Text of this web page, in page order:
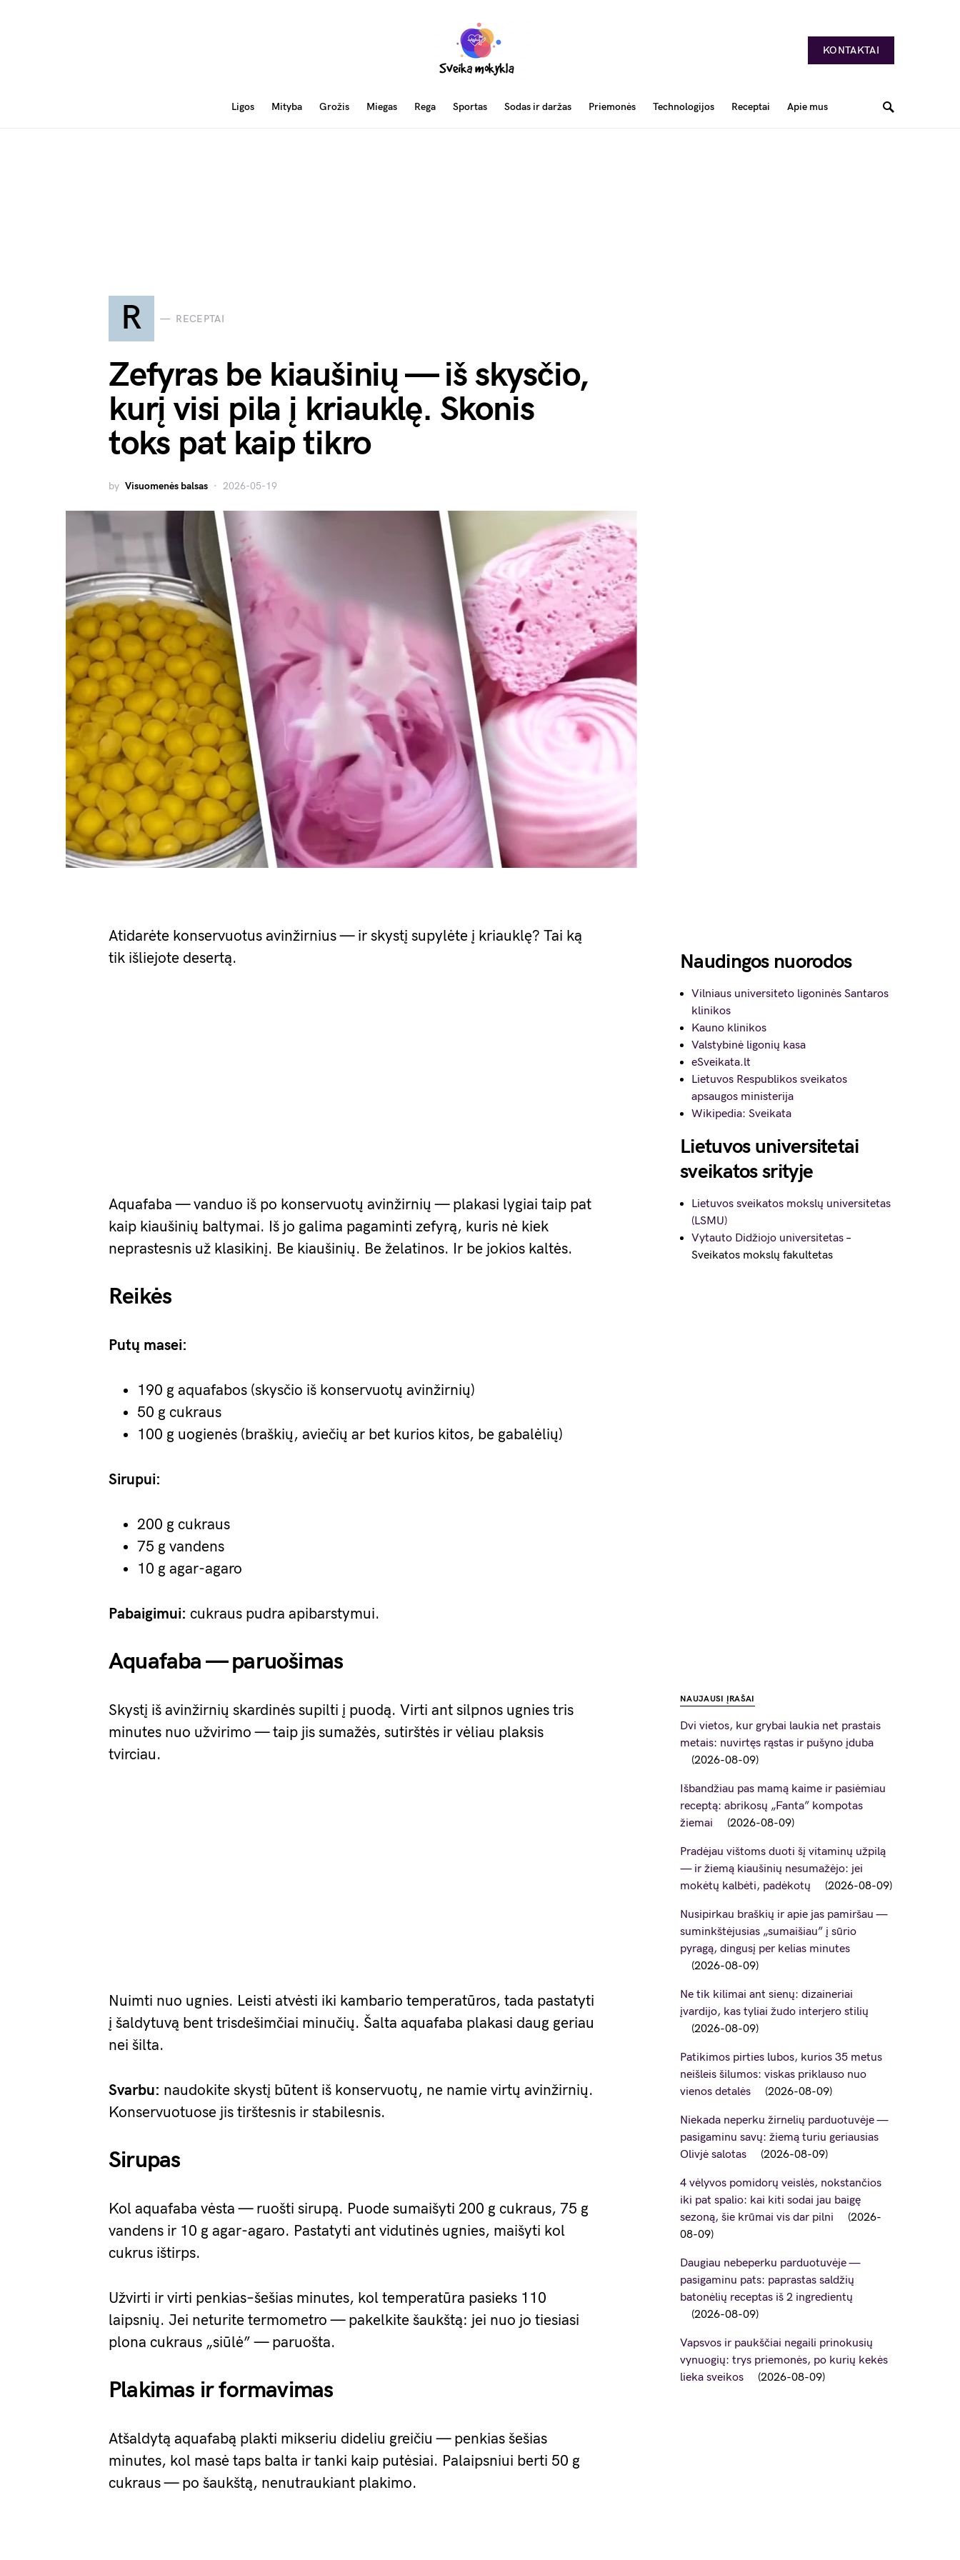
KONTAKTAI
Ligos Mityba Grožis Miegas Rega Sportas Sodas ir daržas Priemonės Technologijos Receptai Apie mus
R RECEPTAI
Zefyras be kiaušinių — iš skysčio,
kurį visi pila į kriauklę. Skonis
toks pat kaip tikro
by Visuomenės balsas 2026-05-19
Atidarėte konservuotus avinžirnius — ir skystį supylėte į kriauklę? Tai ką
tik išliejote desertą.
Aquafaba — vanduo iš po konservuotų avinžirnių — plakasi lygiai taip pat
kaip kiaušinių baltymai. Iš jo galima pagaminti zefyrą, kuris nė kiek
neprastesnis už klasikinį. Be kiaušinių. Be želatinos. Ir be jokios kaltės.
Reikės
Putų masei:
190 g aquafabos (skysčio iš konservuotų avinžirnių)
50 g cukraus
100 g uogienės (braškių, aviečių ar bet kurios kitos, be gabalėlių)
Sirupui:
200 g cukraus
75 g vandens
10 g agar-agaro
Pabaigimui: cukraus pudra apibarstymui.
Aquafaba — paruošimas
Skystį iš avinžirnių skardinės supilti į puodą. Virti ant silpnos ugnies tris
minutes nuo užvirimo — taip jis sumažės, sutirštės ir vėliau plaksis
tvirciau.
Nuimti nuo ugnies. Leisti atvėsti iki kambario temperatūros, tada pastatyti
į šaldytuvą bent trisdešimčiai minučių. Šalta aquafaba plakasi daug geriau
nei šilta.
Svarbu: naudokite skystį būtent iš konservuotų, ne namie virtų avinžirnių.
Konservuotuose jis tirštesnis ir stabilesnis.
Sirupas
Kol aquafaba vėsta — ruošti sirupą. Puode sumaišyti 200 g cukraus, 75 g
vandens ir 10 g agar-agaro. Pastatyti ant vidutinės ugnies, maišyti kol
cukrus ištirps.
Užvirti ir virti penkias–šešias minutes, kol temperatūra pasieks 110
laipsnių. Jei neturite termometro — pakelkite šaukštą: jei nuo jo tiesiasi
plona cukraus „siūlė” — paruošta.
Plakimas ir formavimas
Atšaldytą aquafabą plakti mikseriu dideliu greičiu — penkias šešias
minutes, kol masė taps balta ir tanki kaip putėsiai. Palaipsniui berti 50 g
cukraus — po šaukštą, nenutraukiant plakimo.
Naudingos nuorodos
Vilniaus universiteto ligoninės Santaros
klinikos
Kauno klinikos
Valstybinė ligonių kasa
eSveikata.lt
Lietuvos Respublikos sveikatos
apsaugos ministerija
Wikipedia: Sveikata
Lietuvos universitetai
sveikatos srityje
Lietuvos sveikatos mokslų universitetas
(LSMU)
Vytauto Didžiojo universitetas –
Sveikatos mokslų fakultetas
NAUJAUSI ĮRAŠAI
Dvi vietos, kur grybai laukia net prastais
metais: nuvirtęs rąstas ir pušyno įduba
2026-08-09
Išbandžiau pas mamą kaime ir pasiėmiau
receptą: abrikosų „Fanta” kompotas
žiemai
2026-08-09
Pradėjau vištoms duoti šį vitaminų užpilą
— ir žiemą kiaušinių nesumažėjo: jei
mokėtų kalbėti, padėkotų
2026-08-09
Nusipirkau braškių ir apie jas pamiršau —
suminkštėjusias „sumaišiau” į sūrio
pyragą, dingusį per kelias minutes
2026-08-09
Ne tik kilimai ant sienų: dizaineriai
įvardijo, kas tyliai žudo interjero stilių
2026-08-09
Patikimos pirties lubos, kurios 35 metus
neišleis šilumos: viskas priklauso nuo
vienos detalės
2026-08-09
Niekada neperku žirnelių parduotuvėje —
pasigaminu savų: žiemą turiu geriausias
Olivjė salotas
2026-08-09
4 vėlyvos pomidorų veislės, nokstančios
iki pat spalio: kai kiti sodai jau baigę
sezoną, šie krūmai vis dar pilni
2026-
08-09
Daugiau nebeperku parduotuvėje —
pasigaminu pats: paprastas saldžių
batonėlių receptas iš 2 ingredientų
2026-08-09
Vapsvos ir paukščiai negaili prinokusių
vynuogių: trys priemonės, po kurių kekės
lieka sveikos
2026-08-09